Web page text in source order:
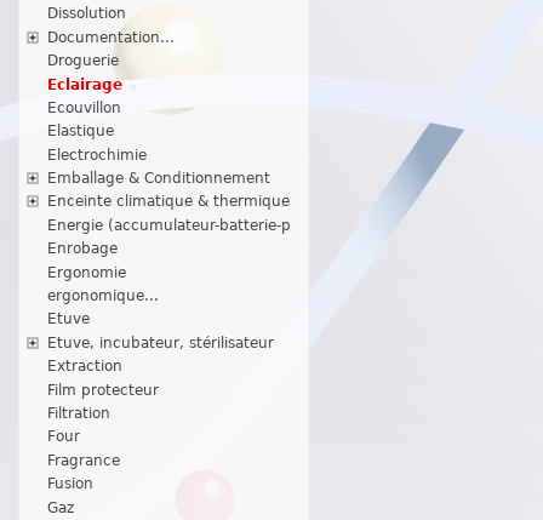
Dissolution
Documentation...
Droguerie
Eclairage
Ecouvillon
Elastique
Electrochimie
Emballage & Conditionnement
Enceinte climatique & thermique
Energie (accumulateur-batterie-p
Enrobage
Ergonomie
ergonomique...
Etuve
Etuve, incubateur, stérilisateur
Extraction
Film protecteur
Filtration
Four
Fragrance
Fusion
Gaz